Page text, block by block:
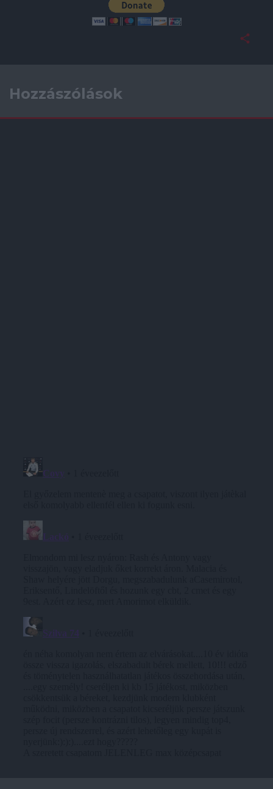
Hozzászólások